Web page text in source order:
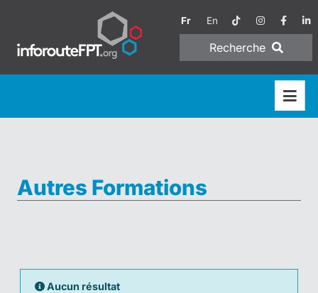
Fr En
Recherche
Autres Formations
Aucun résultat